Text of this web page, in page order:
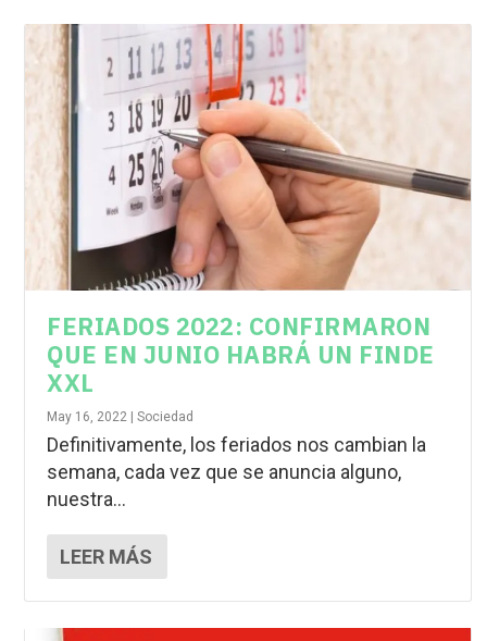
FERIADOS 2022: CONFIRMARON
QUE EN JUNIO HABRÁ UN FINDE
XXL
May 16, 2022 |Sociedad
Definitivamente, los feriados nos cambian la
semana, cada vez que se anuncia alguno,
nuestra...
LEER MÁS